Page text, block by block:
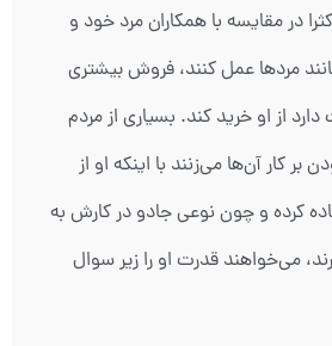
در مقایسه با همکاران مرد خود و
مردها عمل کنند، فروش بیشتری
از او خرید کند. بسیاری از مردم
کار آن‌ها می‌زنند با اینکه او از
کرده و چون نوعی جادو در کارش به
می‌خواهند قدرت او را زیر سوال